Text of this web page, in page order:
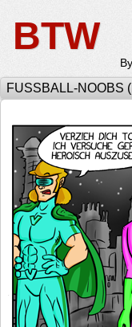
BTW
FUSSBALL-NOOBS